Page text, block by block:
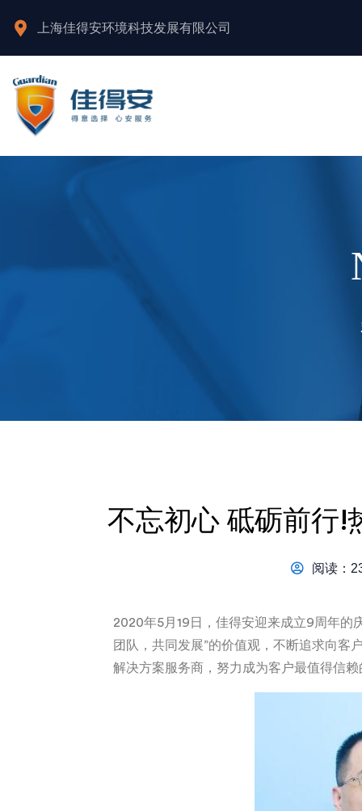
上海佳得安环境科技发展有限公司
不忘初心 砥砺前行!
阅读：
2020年5月19日，佳得安迎来成立9周年的
团队，共同发展”的价值观，不断追求向客
解决方案服务商，努力成为客户最值得信